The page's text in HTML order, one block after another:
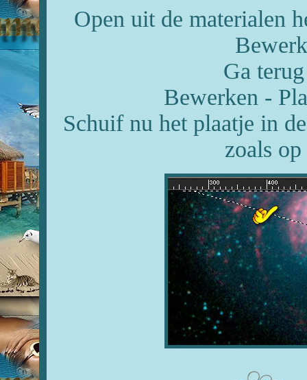
Open uit de materialen
Ga
Bewerken -
Schuif nu het plaatje in
zoals